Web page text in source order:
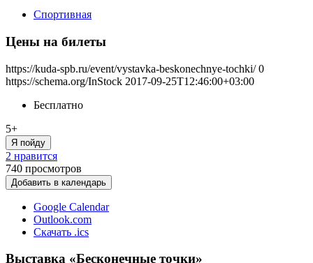
Спортивная
Цены на билеты
https://kuda-spb.ru/event/vystavka-beskonechnye-tochki/ 0
https://schema.org/InStock 2017-09-25T12:46:00+03:00
Бесплатно
5+
Я пойду
2 нравится
740 просмотров
Добавить в календарь
Google Calendar
Outlook.com
Скачать .ics
Выставка «Бесконечные точки»